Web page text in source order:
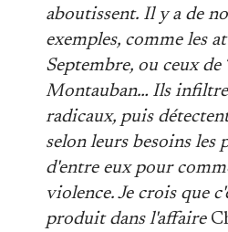
aboutissent. Il y a de
exemples, comme les
Septembre, ou ceux de
Montauban… Ils
radicaux, puis
selon leurs besoins les
d'entre eux pour
violence. Je crois que
produit dans l'affaire